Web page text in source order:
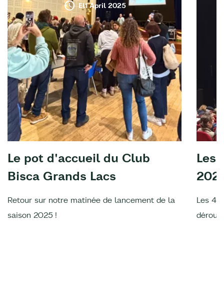
El1 April 2025
Le pot d'accueil du Club
Bisca Grands Lacs
Retour sur notre matinée de lancement de la
saison 2025 !
Les
Les